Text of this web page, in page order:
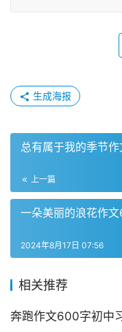
生成海报
总有属于我的季节
上一篇
一朵美丽的浪花作文
2024年8月17日 07:56
相关推荐
奔跑作文600字初中